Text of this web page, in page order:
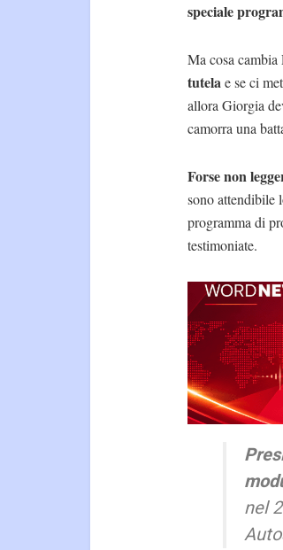
speciale
Ma cosa
tutelae se ci
allora Giorgia
camorra una
Forse non
sono attendibile
programma di
testimoniate.
nel